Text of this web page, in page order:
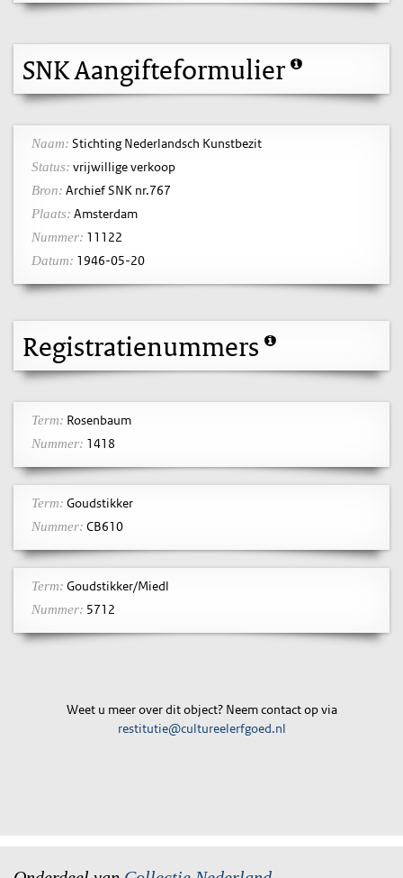
SNK Aangifteformulier
Naam: Stichting Nederlandsch Kunstbezit
Status: vrijwillige verkoop
Bron: Archief SNK nr.767
Plaats: Amsterdam
Nummer: 11122
Datum: 1946-05-20
Registratienummers
Term: Rosenbaum
Nummer: 1418
Term: Goudstikker
Nummer: CB610
Term: Goudstikker/Miedl
Nummer: 5712
Weet u meer over dit object? Neem contact op via
restitutie@cultureelerfgoed.nl